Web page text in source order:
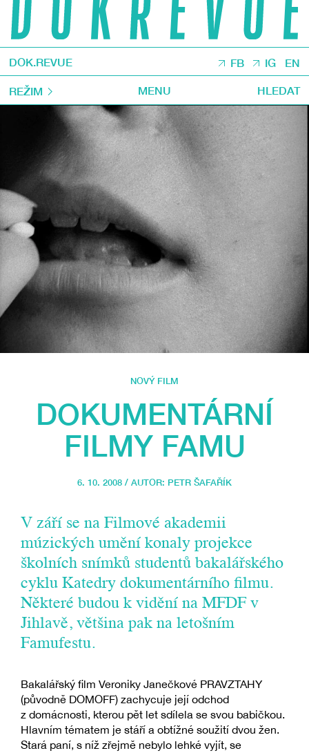
DOK.REVUE FB IG EN
REŽIM MENU HLEDAT
NOVÝ FILM
DOKUMENTÁRNÍ
FILMY FAMU
6. 10. 2008 / AUTOR: PETR ŠAFAŘÍK
V září se na Filmové akademii
múzických umění konaly projekce
školních snímků studentů bakalářského
cyklu Katedry dokumentárního filmu.
Některé budou k vidění na MFDF v
Jihlavě, většina pak na letošním
Famufestu.
Bakalářský film Veroniky Janečkové PRAVZTAHY
(původně DOMOFF) zachycuje její odchod
z domácnosti, kterou pět let sdílela se svou babičkou.
Hlavním tématem je stáří a obtížné soužití dvou žen.
Stará paní, s níž zřejmě nebylo lehké vyjít, se